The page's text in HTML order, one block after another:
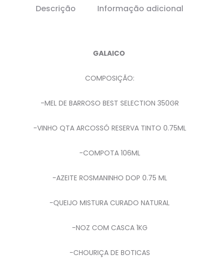
Descrição Informação adicional
GALAICO
COMPOSIÇÃO:
-MEL DE BARROSO BEST SELECTION 350GR
-VINHO QTA ARCOSSÓ RESERVA TINTO 0.75ML
-COMPOTA 106ML
-AZEITE ROSMANINHO DOP 0.75 ML
-QUEIJO MISTURA CURADO NATURAL
-NOZ COM CASCA 1KG
-CHOURIÇA DE BOTICAS